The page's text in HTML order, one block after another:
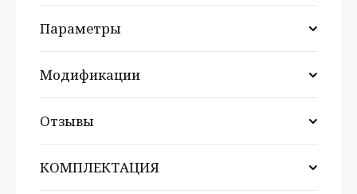
Параметры
Модификации
Отзывы
КОМПЛЕКТАЦИЯ